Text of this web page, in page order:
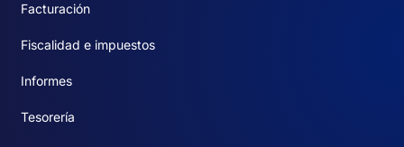
Facturación
Fiscalidad e impuestos
Informes
Tesorería